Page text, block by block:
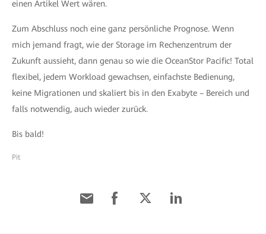
einen Artikel Wert wären.
Zum Abschluss noch eine ganz persönliche Prognose. Wenn
mich jemand fragt, wie der Storage im Rechenzentrum der
Zukunft aussieht, dann genau so wie die OceanStor Pacific! Total
flexibel, jedem Workload gewachsen, einfachste Bedienung,
keine Migrationen und skaliert bis in den Exabyte – Bereich und
falls notwendig, auch wieder zurück.
Bis bald!
Pit